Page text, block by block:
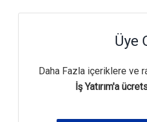
Üye
Daha Fazla içeriklere ve
İş Yatırım'a